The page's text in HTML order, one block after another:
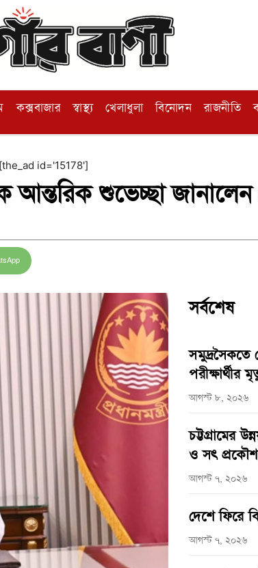
কক্সবাজার স্বাস্থ্য খেলাধুলা বিনোদন রাজনীতি
[the_ad id='15178']
শুভেচ্ছা জানালেন
সর্বশেষ
সমুদ্রসৈকতে
পরীক্ষার্থীর
আগস্ট ৮, ২০২৬
চট্টগ্রামের
ও সৎ
আগস্ট ৭, ২০২৬
দেশে ফিরে
আগস্ট ৭, ২০২৬